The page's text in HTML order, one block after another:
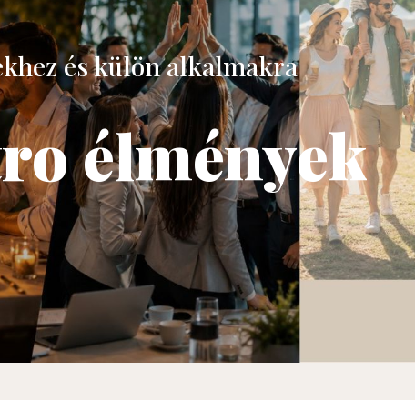
és külön alkalmakra
élmények